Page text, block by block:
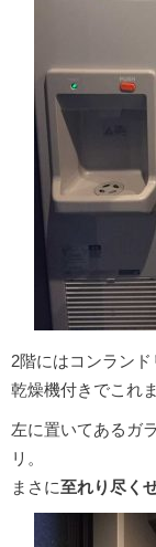
2階にはコンランド
乾燥機付きでこれ
左に置いてあるガ
リ。
まさに至れり尽く